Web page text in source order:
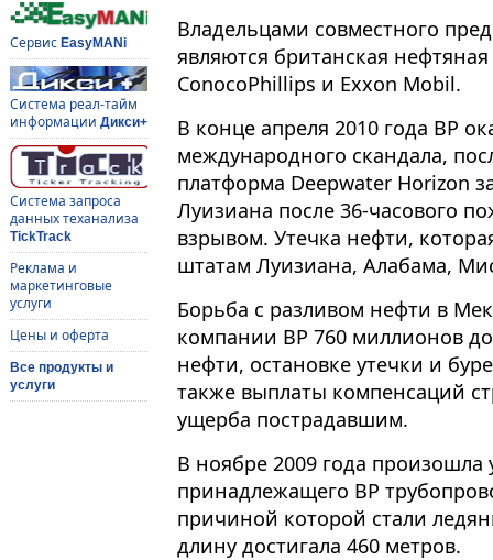
Сервис EasyMANi
Система реал-тайм
информации Дикси+
Система запроса
данных теханализа
TickTrack
Реклама и
маркетинговые
услуги
Цены и оферта
Все продукты и
услуги
Владельцами совместного
являются британская
ConocoPhillips и Exxon Mobil.
В конце апреля 2010 года BP
международного скандала,
платформа Deepwater Horizon
Луизиана после 36-часового
взрывом. Утечка нефти,
штатам Луизиана, Алабама,
Борьба с разливом нефти в
компании BP 760 миллионов
нефти, остановке утечки и
также выплаты компенсаций
ущерба пострадавшим.
В ноябре 2009 года произошла
принадлежащего BP
причиной которой стали
длину достигала 460 метров.